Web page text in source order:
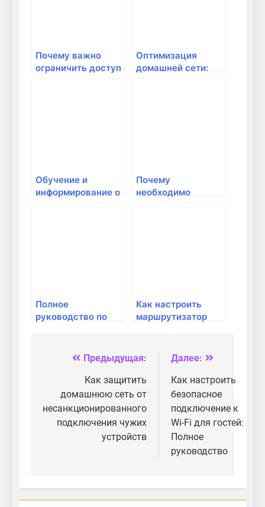
Почему важно
ограничить доступ
Оптимизация
домашней сети:
Обучение и
информирование о
Почему
необходимо
Полное
руководство по
безопасности
домашней сети
Как настроить
маршрутизатор
Навигация
записям
Предыдущая:
Как защитить
домашнюю сеть от
несанкционированного
подключения чужих
устройств
Далее:
Как настроить
безопасное
подключение к
Wi-Fi для гостей:
Полное
руководство